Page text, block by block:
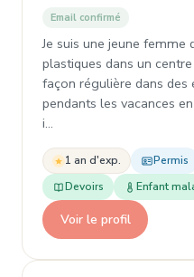
Email confirmé
Je suis une jeune femme
plastiques dans un
façon régulière dans des
pendants les vacances
i…
1 an d'exp. Permis
Devoirs
Enfant
Voir le profil